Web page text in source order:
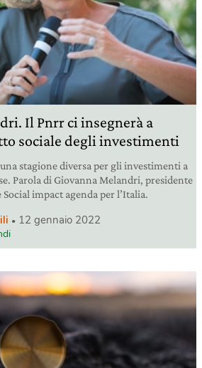
Il Pnrr ci insegnerà a
sociale degli investimenti
stagione diversa per gli investimenti a
Parola di Giovanna Melandri, presidente
impact agenda per l’Italia.
12 gennaio 2022